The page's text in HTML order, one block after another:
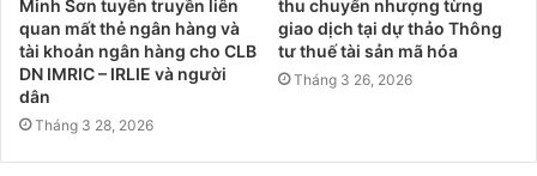
Minh Sơn tuyên truyền liên
quan mất thẻ ngân hàng và
tài khoản ngân hàng cho CLB
DN IMRIC – IRLIE và người
dân
Tháng 3 28, 2026
thu chuyển nhượng từng
giao dịch tại dự thảo Thông
tư thuế tài sản mã hóa
Tháng 3 26, 2026